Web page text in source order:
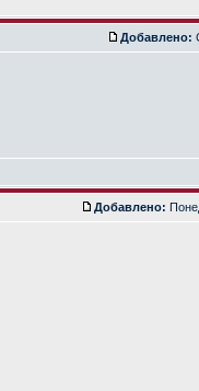
Добавлено:
Добавлено: